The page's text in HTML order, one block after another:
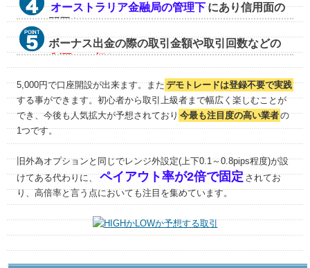
オーストラリア金融局の管理下 にあり信用面の
問題なし！
ボーナス出金の際の取引金額や取引回数などの
制限は一切なし！
5,000円で口座開設が出来ます。また デモトレードは登録不要で実践
する事ができます。初心者から取引上級者まで幅広く楽しむことが
でき、今後も人気拡大が予想されており 今最も注目度の高い業者の
1つです。
旧外為オプションと同じでレンジ外設定(上下0.1～0.8pips程度)が設
けてある代わりに、 ペイアウト率が2倍で固定 されてお
り、高倍率と言う点においても注目を集めています。